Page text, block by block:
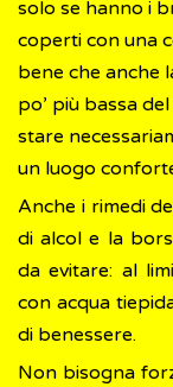
solo se hanno i
coperti con una
bene che anche
po’ più bassa
stare
un luogo
Anche i rimedi
di alcol e la
da evitare: al
con acqua
di benessere.
Non bisogna